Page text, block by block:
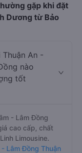
gặp khi đặt
Dương từ Bảo
An -
nào
tốt
- Lâm Đồng
cao cấp, chất
Limousine.
- Lâm Đồng Thuận